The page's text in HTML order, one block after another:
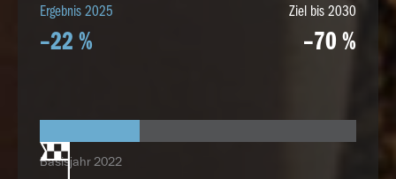
Ergebnis 2025
–22 %
Ziel bis 2030
–70 %
Basisjahr 2022